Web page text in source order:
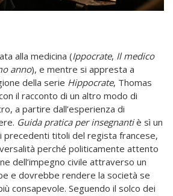
alla medicina (Ippocrate, Il medico
anno), e mentre si appresta a
della serie Hippocrate, Thomas
il racconto di un altro modo di
a partire dall’esperienza di
Guida pratica per insegnantiè sì un
precedenti titoli del regista francese,
perché politicamente attento
dell’impegno civile attraverso un
e dovrebbe rendere la società se
consapevole. Seguendo il solco dei